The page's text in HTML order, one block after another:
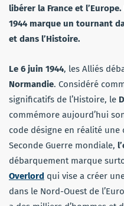
libérer la France et
1944 marque un tournant
et dans l’Histoire.
Le 6 juin 1944, les Alliés
Normandie. Considéré
significatifs de l’Histoire, le
commémore aujourd’hui
code désigne en réalité
Seconde Guerre mondiale,
débarquement marque
Overlord qui vise a créer
dans le Nord-Ouest de